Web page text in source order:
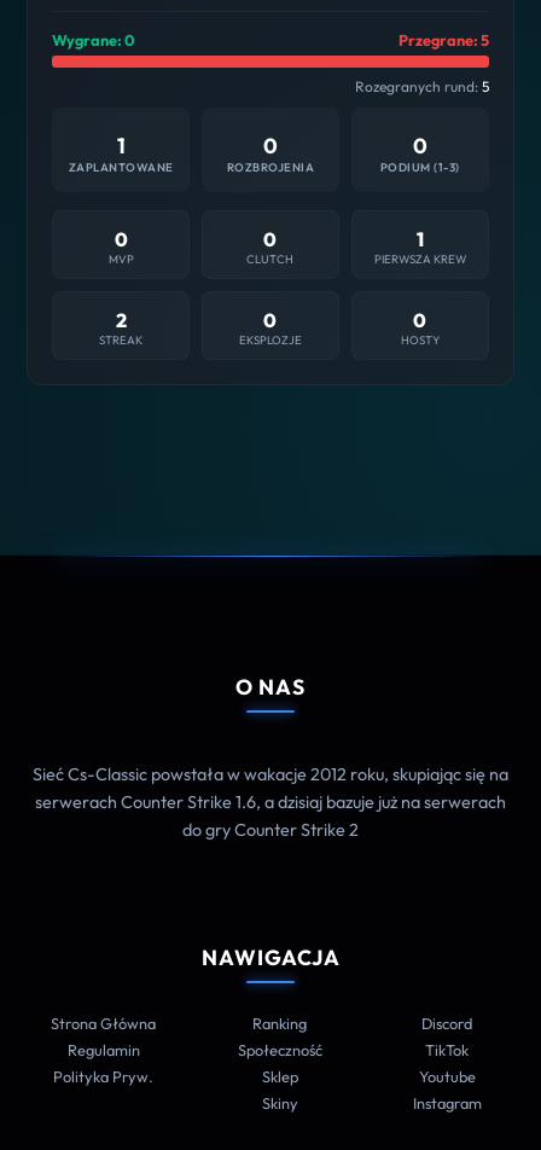
Wygrane: 0 Przegrane: 5
Rozegranych rund: 5
1
ZAPLANTOWANE
0
ROZBROJENIA
0
PODIUM (1-3)
0
MVP
0
CLUTCH
1
PIERWSZA KREW
2
STREAK
0
EKSPLOZJE
0
HOSTY
O NAS
Sieć Cs-Classic powstała w wakacje 2012 roku, skupiając się na
serwerach Counter Strike 1.6, a dzisiaj bazuje już na serwerach
do gry Counter Strike 2
NAWIGACJA
Strona Główna
Regulamin
Polityka Pryw.
Ranking
Społeczność
Sklep
Skiny
Discord
TikTok
Youtube
Instagram